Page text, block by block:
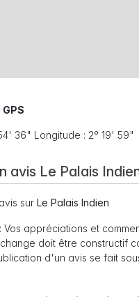
36" Longitude : 2° 19' 59"
avis Le Palais
sur Le Palais Indien
: Vos appréciations et
doit être constructif
d'un avis se fait